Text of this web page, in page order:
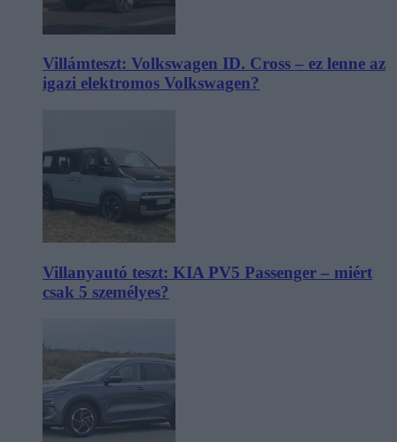
Villámteszt: Volkswagen ID. Cross – ez lenne az
igazi elektromos Volkswagen?
Villanyautó teszt: KIA PV5 Passenger – miért
csak 5 személyes?